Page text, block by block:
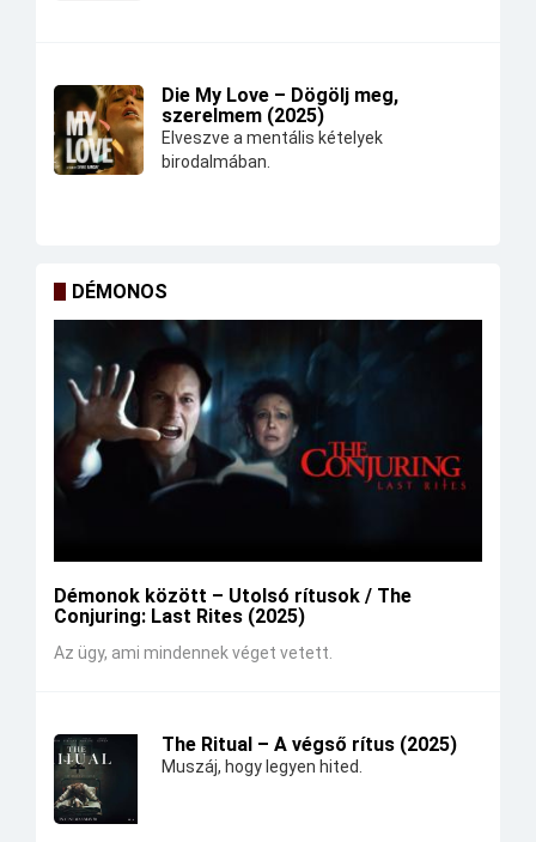
Die My Love – Dögölj meg,
szerelmem (2025)
Elveszve a mentális kételyek
birodalmában.
DÉMONOS
Démonok között – Utolsó rítusok / The
Conjuring: Last Rites (2025)
Az ügy, ami mindennek véget vetett.
The Ritual – A végső rítus (2025)
Muszáj, hogy legyen hited.